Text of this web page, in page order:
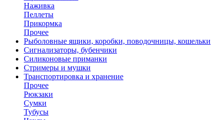
Наживка
Пеллеты
Прикормка
Прочее
Рыболовные ящики, коробки, поводочницы, кошельки
Сигнализаторы, бубенчики
Силиконовые приманки
Стримеры и мушки
Транспортировка и хранение
Прочее
Рюкзаки
Сумки
Тубусы